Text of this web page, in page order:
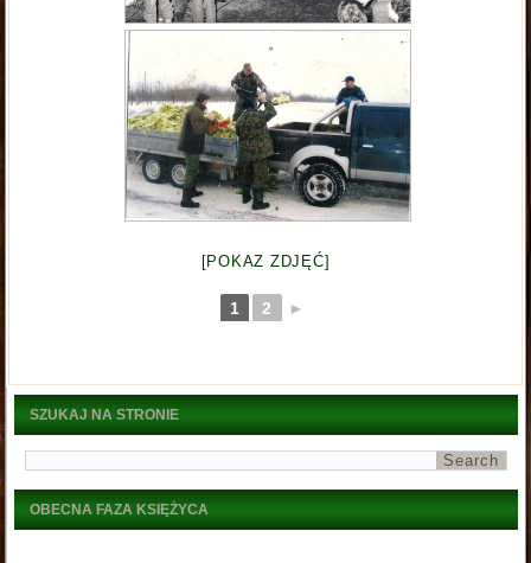
[POKAZ ZDJĘĆ]
1 2 ►
SZUKAJ NA STRONIE
OBECNA FAZA KSIĘŻYCA